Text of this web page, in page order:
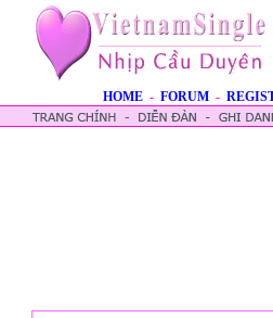
HOME - FORUM -